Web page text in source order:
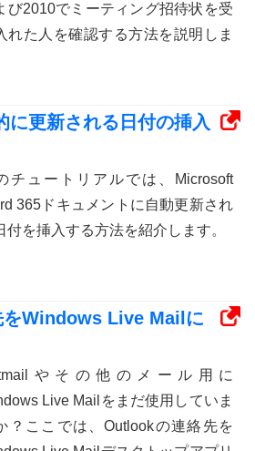
び2010でミーティング招待状を受
れた人を確認する方法を説明しま
更新される日付の挿入
チュートリアルでは、Microsoft
365ドキュメントに自動更新され
付を挿入する方法を紹介します。
Windows Live Mailに
やその他のメール用に
Live Mailをまだ使用していま
？ここでは、Outlookの連絡先を